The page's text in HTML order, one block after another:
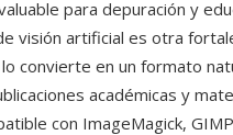
para depuración y
visión artificial es otra
convierte en un formato
académicas y
con ImageMagick,